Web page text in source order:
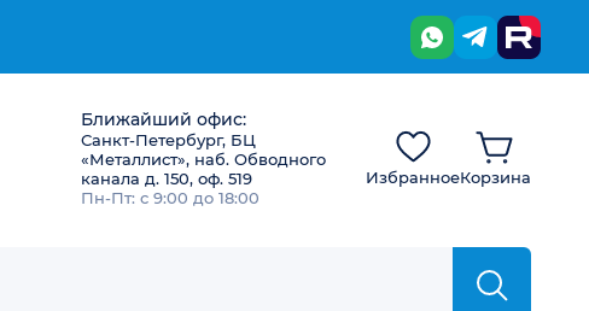
Ближайший офис:
Санкт-Петербург, БЦ
«Металлист», наб. Обводного
канала д. 150, оф. 519
Пн-Пт: с 9:00 до 18:00
ИзбранноеКорзина